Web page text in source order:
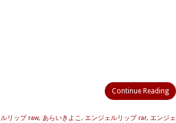
Continue Reading
リップ raw, あらいきよこ, エンジェルリップ rar, エンジェ